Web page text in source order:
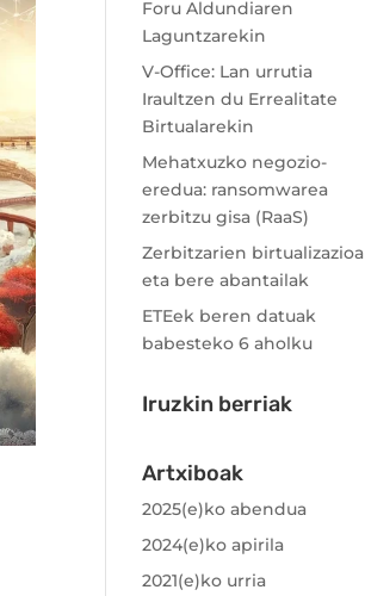
Foru Aldundiaren
Laguntzarekin
V-Office: Lan urrutia
Iraultzen du Errealitate
Birtualarekin
Mehatxuzko negozio-
eredua: ransomwarea
zerbitzu gisa (RaaS)
Zerbitzarien birtualizazioa
eta bere abantailak
ETEek beren datuak
babesteko 6 aholku
Iruzkin berriak
Artxiboak
2025(e)ko abendua
2024(e)ko apirila
2021(e)ko urria